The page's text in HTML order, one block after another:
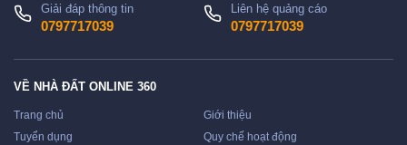
Giải đáp thông tin
0797717039
Liên hệ quảng cáo
0797717039
VỀ NHÀ ĐẤT ONLINE 360
Trang chủ
Giới thiệu
Tuyển dụng
Quy chế hoạt động